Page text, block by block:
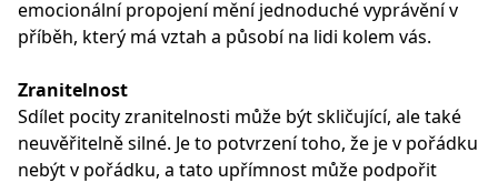
emocionální propojení mění jednoduché vyprávění v
příběh, který má vztah a působí na lidi kolem vás.
Zranitelnost
Sdílet pocity zranitelnosti může být skličující, ale také
neuvěřitelně silné. Je to potvrzení toho, že je v pořádku
nebýt v pořádku, a tato upřímnost může podpořit